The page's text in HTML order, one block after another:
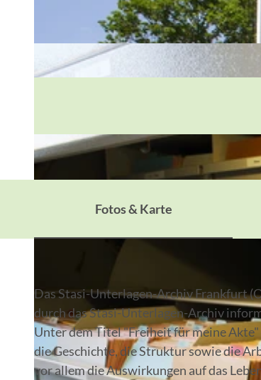
Fotos & Karte
Das Stasi-Unterlagen-Archiv Frankfurt
durch das Stasi-Unterlagen-Archiv
Unter dem Titel "Freiheit für meine
die Geschichte, die Struktur sowie die
vor allem die Auswirkungen auf das